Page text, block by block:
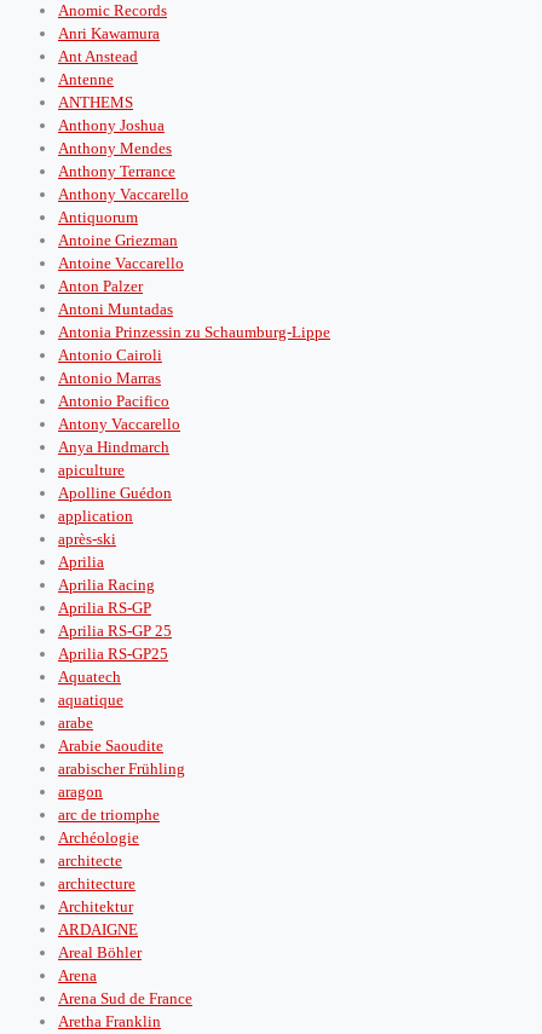
Anomic Records
Anri Kawamura
Ant Anstead
Antenne
ANTHEMS
Anthony Joshua
Anthony Mendes
Anthony Terrance
Anthony Vaccarello
Antiquorum
Antoine Griezman
Antoine Vaccarello
Anton Palzer
Antoni Muntadas
Antonia Prinzessin zu Schaumburg-Lippe
Antonio Cairoli
Antonio Marras
Antonio Pacifico
Antony Vaccarello
Anya Hindmarch
apiculture
Apolline Guédon
application
après‑ski
Aprilia
Aprilia Racing
Aprilia RS-GP
Aprilia RS-GP 25
Aprilia RS-GP25
Aquatech
aquatique
arabe
Arabie Saoudite
arabischer Frühling
aragon
arc de triomphe
Archéologie
architecte
architecture
Architektur
ARDAIGNE
Areal Böhler
Arena
Arena Sud de France
Aretha Franklin